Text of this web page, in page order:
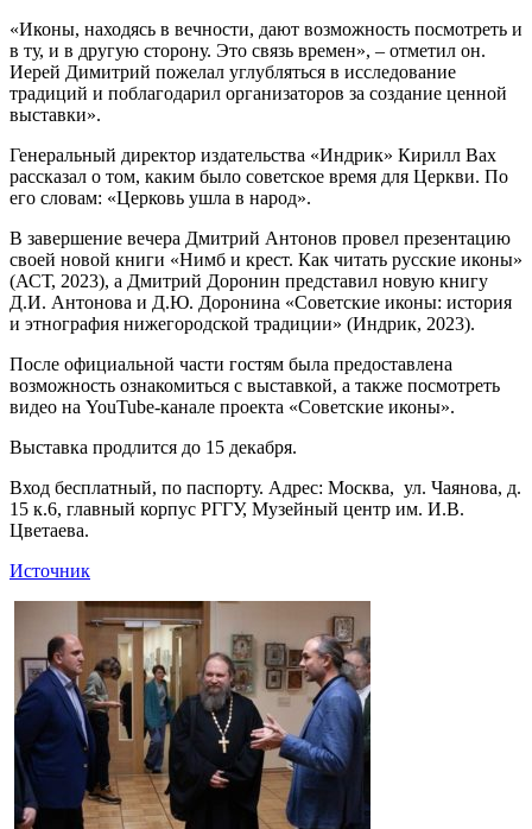
«Иконы, находясь в вечности, дают возможность посмотреть и
в ту, и в другую сторону. Это связь времен», – отметил он.
Иерей Димитрий пожелал углубляться в исследование
традиций и поблагодарил организаторов за создание ценной
выставки».
Генеральный директор издательства «Индрик» Кирилл Вах
рассказал о том, каким было советское время для Церкви. По
его словам: «Церковь ушла в народ».
В завершение вечера Дмитрий Антонов провел презентацию
своей новой книги «Нимб и крест. Как читать русские иконы»
(АСТ, 2023), а Дмитрий Доронин представил новую книгу
Д.И. Антонова и Д.Ю. Доронина «Советские иконы: история
и этнография нижегородской традиции» (Индрик, 2023).
После официальной части гостям была предоставлена
возможность ознакомиться с выставкой, а также посмотреть
видео на YouTube-канале проекта «Советские иконы».
Выставка продлится до 15 декабря.
Вход бесплатный, по паспорту. Адрес: Москва, ул. Чаянова, д.
15 к.6, главный корпус РГГУ, Музейный центр им. И.В.
Цветаева.
Источник